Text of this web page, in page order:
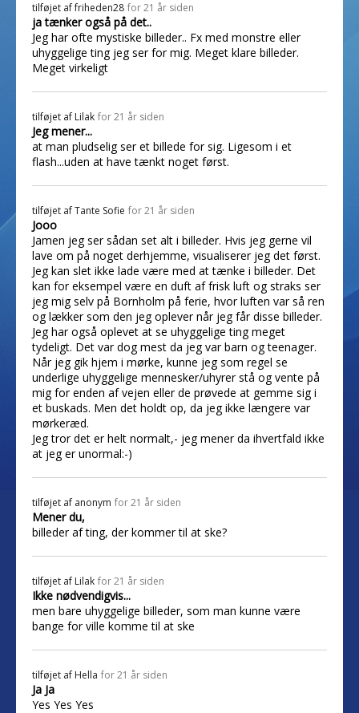
tilføjet affriheden28 for 21 år siden
ja tænker også på det..
Jeg har ofte mystiske billeder.. Fx med monstre eller
uhyggelige ting jeg ser for mig. Meget klare billeder.
Meget virkeligt
tilføjet af Lilak for 21 år siden
Jeg mener...
at man pludselig ser et billede for sig. Ligesom i et
flash...uden at have tænkt noget først.
tilføjet afTante Sofie for 21 år siden
Jooo
Jamen jeg ser sådan set alt i billeder. Hvis jeg gerne vil
lave om på noget derhjemme, visualiserer jeg det først.
Jeg kan slet ikke lade være med at tænke i billeder. Det
kan for eksempel være en duft af frisk luft og straks ser
jeg mig selv på Bornholm på ferie, hvor luften var så ren
og lækker som den jeg oplever når jeg får disse billeder.
Jeg har også oplevet at se uhyggelige ting meget
tydeligt. Det var dog mest da jeg var barn og teenager.
Når jeg gik hjem i mørke, kunne jeg som regel se
underlige uhyggelige mennesker/uhyrer stå og vente på
mig for enden af vejen eller de prøvede at gemme sig i
et buskads. Men det holdt op, da jeg ikke længere var
mørkeræd.
Jeg tror det er helt normalt,- jeg mener da ihvertfald ikke
at jeg er unormal:-)
tilføjet af anonym for 21 år siden
Mener du,
billeder af ting, der kommer til at ske?
tilføjet af Lilak for 21 år siden
Ikke nødvendigvis...
men bare uhyggelige billeder, som man kunne være
bange for ville komme til at ske
tilføjet af Hella for 21 år siden
Ja Ja
Yes Yes Yes